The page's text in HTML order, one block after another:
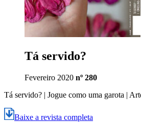
Tá servido?
Fevereiro 2020 nº 280
Tá servido? | Jogue como uma garota |
Baixe a revista completa